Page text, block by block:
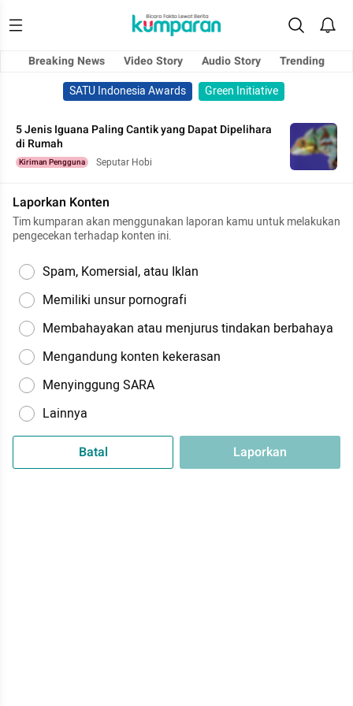
Breaking News Video Story Audio Story
Trending
SATU Indonesia Awards
Green Initiative
5 Jenis Iguana Paling Cantik yang Dapat Dipelihara
di Rumah
Kiriman Pengguna Seputar Hobi
Laporkan Konten
Tim kumparan akan menggunakan laporan kamu untuk melakukan
pengecekan terhadap konten ini.
Spam, Komersial, atau Iklan
Memiliki unsur pornografi
Membahayakan atau menjurus tindakan berbahaya
Mengandung konten kekerasan
Menyinggung SARA
Lainnya
Batal Laporkan